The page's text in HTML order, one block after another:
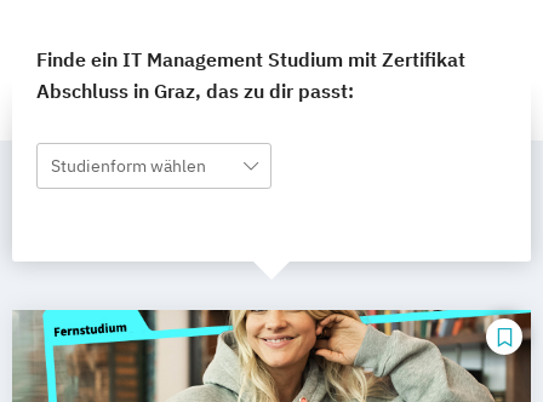
Finde ein IT Management Studium mit Zertifikat
Abschluss in Graz, das zu dir passt:
Studienform wählen